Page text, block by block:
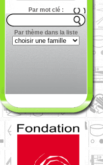
Par mot clé :
Par thème dans la liste